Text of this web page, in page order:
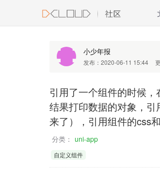
小少年报
发布：2020-06-11 15:44
引用了一个组件的时候
结果打印数据的对象，
来了），引用组件的css
分类： uni-app
自定义组件